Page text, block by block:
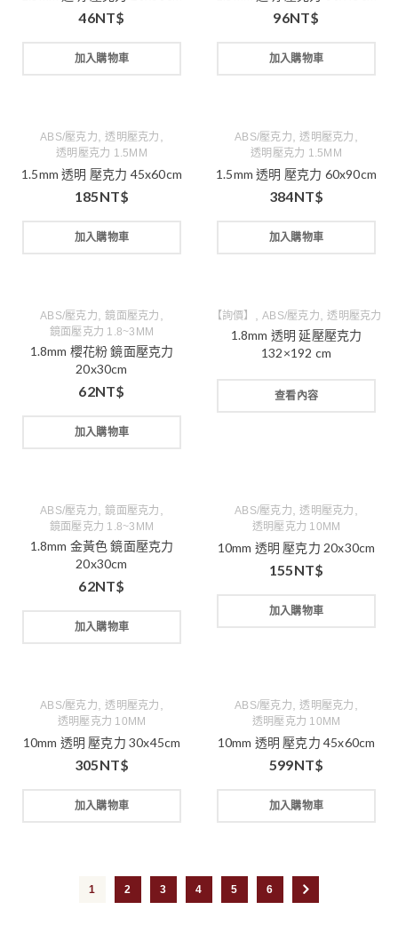
46NT$
加入購物車
96NT$
加入購物車
ABS/壓克力 ,透明壓克力
透明壓克力 1.5MM
1.5mm 透明 壓克力 45x60cm
185NT$
加入購物車
ABS/壓克力 ,透明壓克力
透明壓克力 1.5MM
1.5mm 透明 壓克力 60x90cm
384NT$
加入購物車
ABS/壓克力 ,鏡面壓克力
鏡面壓克力 1.8~3MM
1.8mm 櫻花粉 鏡面壓克力
20x30cm
62NT$
加入購物車
【詢價】 ABS/壓克力 ,透明壓克力
1.8mm 透明 延壓壓克力
132×192 cm
查看內容
ABS/壓克力 ,鏡面壓克力
鏡面壓克力 1.8~3MM
1.8mm 金黃色 鏡面壓克力
20x30cm
62NT$
加入購物車
ABS/壓克力 ,透明壓克力
透明壓克力 10MM
10mm 透明 壓克力 20x30cm
155NT$
加入購物車
ABS/壓克力 ,透明壓克力
透明壓克力 10MM
10mm 透明 壓克力 30x45cm
305NT$
加入購物車
ABS/壓克力 ,透明壓克力
透明壓克力 10MM
10mm 透明 壓克力 45x60cm
599NT$
加入購物車
1 2 3 4 5 6